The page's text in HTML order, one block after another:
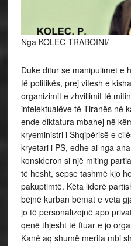
Nga KOLEC TRABOINI/
Duke ditur se manipulimet e
të politikës, prej vitesh e
organizimit e zhvillimit të
intelektualëve të Tiranës në
ende diktatura mbahej në
kryeministri i Shqipërisë e
kryetari i PS, edhe ai nga
konsideron si një miting
të hesht, sepse tashmë kjo
pakuptimtë. Këta liderë
bëjnë kurban bëmat e veta
jo të personalizojnë apo
qenë thjesht të ftuar e jo
Kanë aq shumë merita mbi